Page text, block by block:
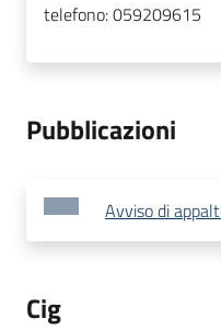
telefono:059209615
Pubblicazioni
Avviso di
Cig